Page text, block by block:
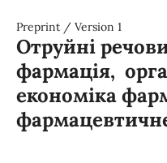
Preprint / Version 1
Отруйні
фармація,
економіка